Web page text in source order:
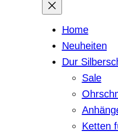
Home
Neuheiten
Dur
Sale
Ketten